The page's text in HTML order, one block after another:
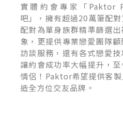
實體約會專家「Paktor
吧」，擁有超過20萬筆配
配對為單身族群精準篩選
象，更提供專業戀愛團隊
訪談服務，還有各式戀愛技
讓約會成功率大幅提升，
情侶！Paktor希望提供客
造全方位交友品牌。